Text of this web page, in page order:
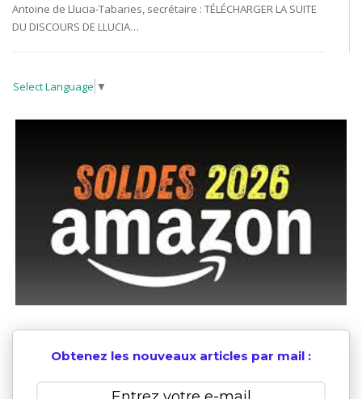
Antoine de Llucia-Tabaries, secrétaire : TÉLÉCHARGER LA SUITE
DU DISCOURS DE LLUCIA…
Select Language ▼
Obtenez les nouveaux articles par mail :